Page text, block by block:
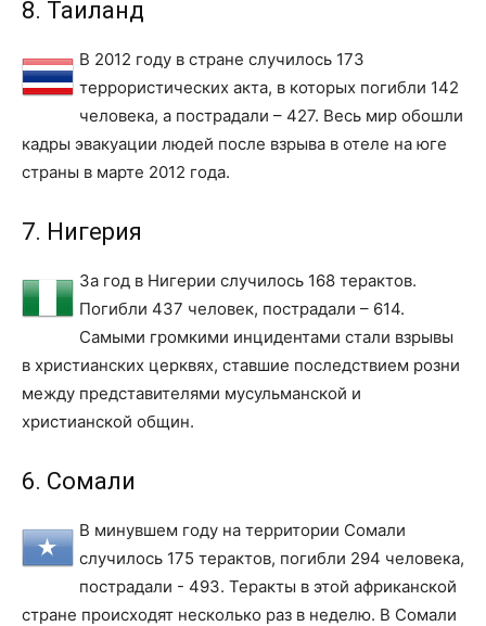
8. Таиланд
В 2012 году в стране случилось 173
террористических акта, в которых погибли 142
человека, а пострадали – 427. Весь мир обошли
кадры эвакуации людей после взрыва в отеле на юге
страны в марте 2012 года.
7. Нигерия
За год в Нигерии случилось 168 терактов.
Погибли 437 человек, пострадали – 614.
Самыми громкими инцидентами стали взрывы
в христианских церквях, ставшие последствием розни
между представителями мусульманской и
христианской общин.
6. Сомали
В минувшем году на территории Сомали
случилось 175 терактов, погибли 294 человека,
пострадали - 493. Теракты в этой африканской
стране происходят несколько раз в неделю. В Сомали